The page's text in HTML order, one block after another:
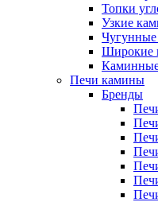
Топки
Узкие
Широкие
Печи камины
Бренды